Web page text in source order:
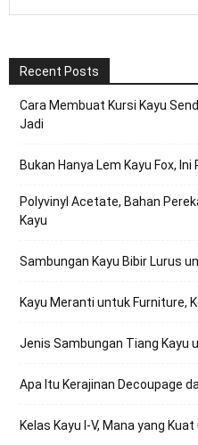
Recent Posts
Cara Membuat Kursi Kayu
Jadi
Bukan Hanya Lem Kayu Fox,
Polyvinyl Acetate, Bahan
Kayu
Sambungan Kayu Bibir Lurus
Kayu Meranti untuk Furniture,
Jenis Sambungan Tiang Kayu
Apa Itu Kerajinan Decoupage
Kelas Kayu I-V, Mana yang